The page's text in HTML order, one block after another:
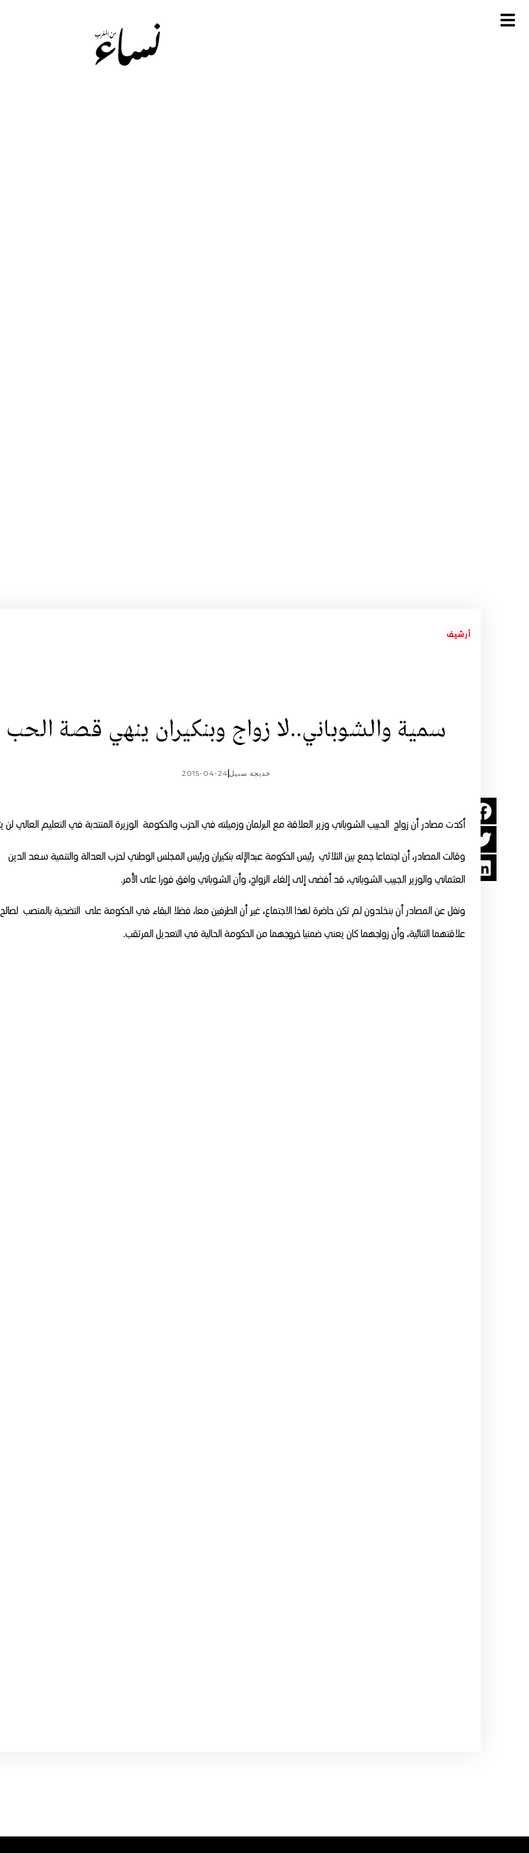
أرشيف
سمية والشوباني..لا زواج وبنكيران ينهي قصة الحب
خديجة سبيل 2015-04-24
أكدت مصادر أن زواج الحبيب الشوباني وزير العلاقة مع البرلمان وزميلته في الحزب والحكومة الوزيرة المنتدبة في التعليم العالي لن
وقالت المصادر، أن اجتماعا جمع بين الثلاثي رئيس الحكومة عبدالإله بنكيران ورئيس المجلس الوطني لحزب العدالة والتنمية سعد الدين
العثماني والوزير الجبيب الشوباني، قد أفضى إلى إلغاء الزواج، وأن الشوباني وافق فورا على الأمر.
ونفل عن المصادر أن بنخلدون لم تكن حاضرة لهذا الاجتماع، غير أن الطرفين معا، فضلا البقاء في الحكومة على التضحية بالمنصب لصالح
علاقتهما الثنائية، وأن زواجهما كان يعني ضمنيا خروجهما من الحكومة الحالية في التعديل المرتقب.